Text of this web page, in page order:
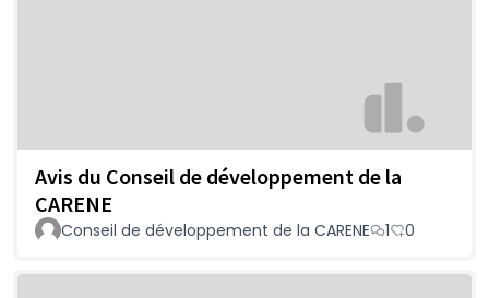
Avis du Conseil de développement de la
CARENE
Conseil de développement de la CARENE 1 0